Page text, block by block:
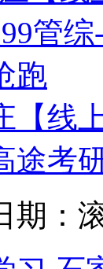
【线
途考
期：